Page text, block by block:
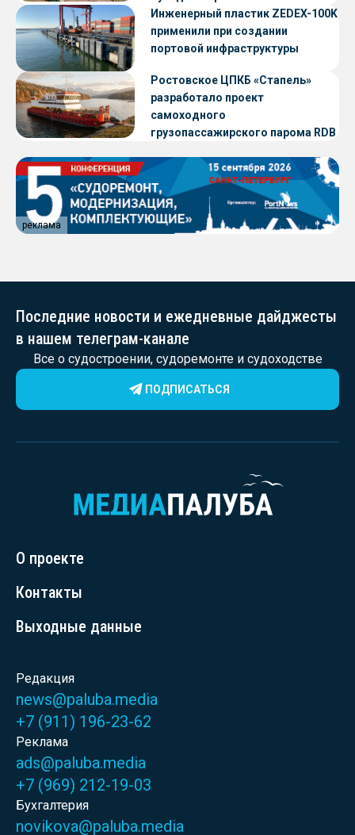
Инженерный пластик ZEDEX-100K
применили при создании
портовой инфраструктуры
Ростовское ЦПКБ «Стапель»
разработало проект
самоходного
грузопассажирского парома RDB
Ненецкого округа
реклама
Последние новости и ежедневные дайджесты
в нашем телеграм-канале
Все о судостроении, судоремонте и судоходстве
ПОДПИСАТЬСЯ
О проекте
Контакты
Выходные данные
Редакция
news@paluba.media
+7 (911) 196-23-62
Реклама
ads@paluba.media
+7 (969) 212-19-03
Бухгалтерия
novikova@paluba.media